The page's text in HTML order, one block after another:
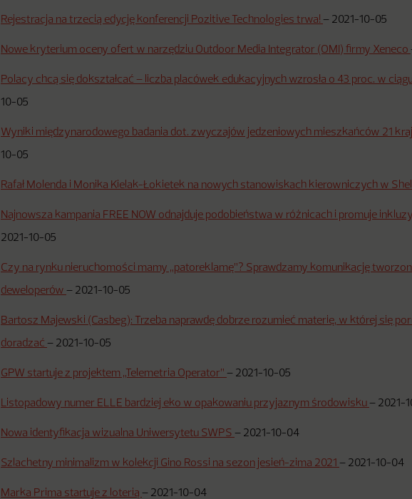
Rejestracja na trzecią edycję konferencji Pozitive Technologies trwa! – 2021-10-05
Nowe kryterium oceny ofert w narzędziu Outdoor Media Integrator (OMI) firmy Xeneco
Polacy chcą się dokształcać – liczba placówek edukacyjnych wzrosła o 43 proc. w
10-05
Wyniki międzynarodowego badania dot. zwyczajów jedzeniowych mieszkańców 21
10-05
Rafał Molenda i Monika Kielak-Łokietek na nowych stanowiskach kierowniczych w
Najnowsza kampania FREE NOW odnajduje podobieństwa w różnicach i promuje
2021-10-05
Czy na rynku nieruchomości mamy „patoreklamę”? Sprawdzamy komunikację
deweloperów – 2021-10-05
Bartosz Majewski (Casbeg): Trzeba naprawdę dobrze rozumieć materię, w której się
doradzać – 2021-10-05
GPW startuje z projektem „Telemetria Operator” – 2021-10-05
Listopadowy numer ELLE bardziej eko w opakowaniu przyjaznym środowisku – 2021-
Nowa identyfikacja wizualna Uniwersytetu SWPS – 2021-10-04
Szlachetny minimalizm w kolekcji Gino Rossi na sezon jesień-zima 2021 – 2021-10-04
Marka Prima startuje z loterią – 2021-10-04